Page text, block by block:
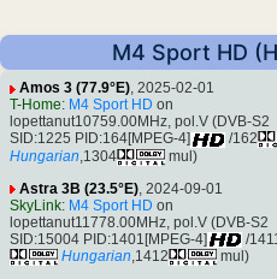
M4 Sport HD
Amos 3 (77.9°E), 2025-02-01
T-Home: M4 Sport HD on
lopettanut10759.00MHz, pol.V (DVB-S2
SID:1225 PID:164[MPEG-4]
/162
Hungarian,1304
mul)
Astra 3B (23.5°E), 2024-09-01
SkyLink: M4 Sport HD on
lopettanut11778.00MHz, pol.V (DVB-S2
SID:15004 PID:1401[MPEG-4]
/
Hungarian,1412
mul)